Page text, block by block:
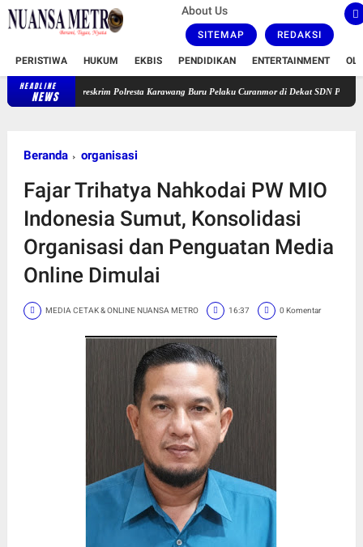
About Us
SITEMAP REDAKSI
PERISTIWA HUKUM EKBIS PENDIDIKAN ENTERTAINMENT
HEADLINE
NEWS
Satreskrim Polresta Karawang Buru Pelaku Curanmor di Dekat SDN Palumbonsari I,
Beranda organisasi
Fajar Trihatya Nahkodai PW MIO
Indonesia Sumut, Konsolidasi
Organisasi dan Penguatan Media
Online Dimulai
MEDIA CETAK & ONLINE NUANSA METRO 16:37 0 Komentar